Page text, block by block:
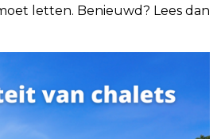
letten. Benieuwd? Lees dan